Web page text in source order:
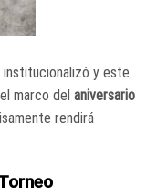
institucionalizó y este
marco del aniversario
rendirá